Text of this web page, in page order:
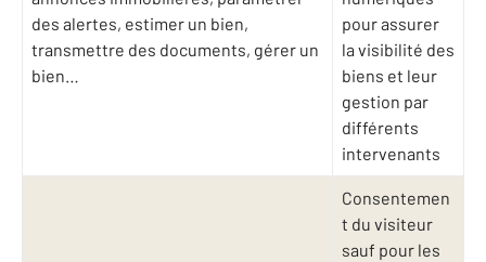
des alertes, estimer un bien,
transmettre des documents, gérer un
bien…
pour assurer
la visibilité des
biens et leur
gestion par
différents
intervenants
Consentemen
t du visiteur
sauf pour les